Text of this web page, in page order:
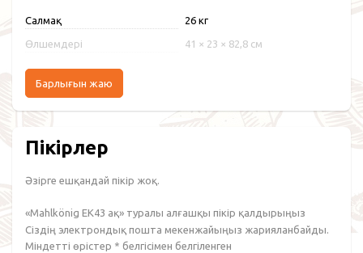
Салмақ 26 кг
Өлшемдері 41 × 23 × 82,8 см
Барлығын жаю
Пікірлер
Әзірге ешқандай пікір жоқ.
«Mahlkönig EK43 ақ» туралы алғашқы пікір қалдырыңыз
Сіздің электрондық пошта мекенжайыңыз жарияланбайды.
Міндетті өрістер * белгісімен белгіленген